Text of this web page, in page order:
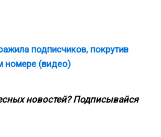
подписчиков, покрутив
номере (видео)
новостей? Подписывайся